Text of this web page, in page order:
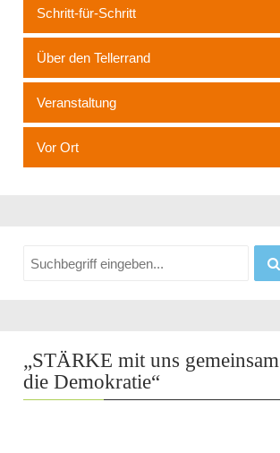
Schritt-für-Schritt
Über den Tellerrand
Veranstaltung
Vor Ort
„STÄRKE mit uns gemeinsam
die Demokratie“